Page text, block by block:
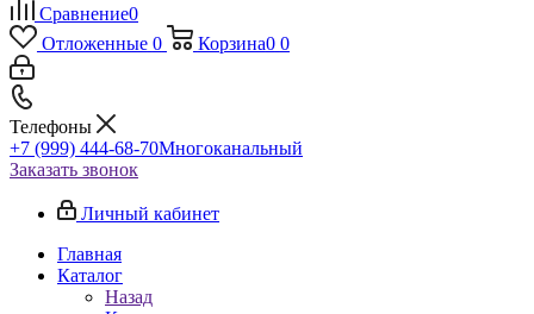
Сравнение0
Отложенные 0 Корзина0 0
Телефоны
+7 (999) 444-68-70Многоканальный
Заказать звонок
Личный кабинет
Главная
Каталог
Назад